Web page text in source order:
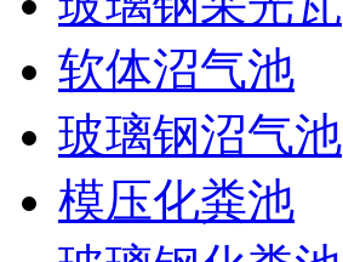
软体沼气池
玻璃钢沼气池
模压化粪池